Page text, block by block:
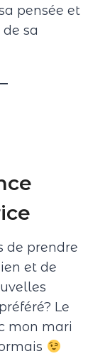
pensée et
sa
de prendre
et de
Le
mon mari